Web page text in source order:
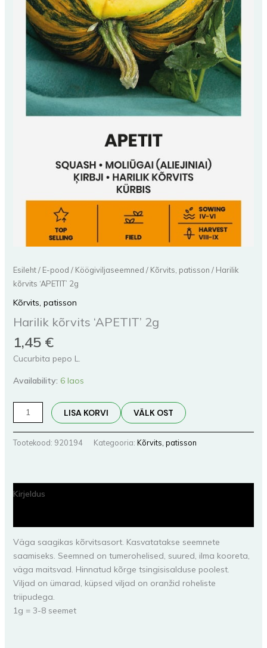
Esileht/ E-pood / Köögiviljaseemned / Kõrvits, patisson / Harilik
kõrvits ‘APETIT’ 2g
Kõrvits, patisson
Harilik kõrvits ‘APETIT’ 2g
1,45 €
Cucurbita pepo L.
Availability: 6 laos
LISA KORVI VÄLK OST
Tootekood: 920194 Kategooria: Kõrvits, patisson
Kirjeldus
Väga saagikas kõrvitsasort. Kasvatatakse seemnete
saamiseks. Seemned on tumerohelised, suured, ilma kooreta,
väga maitsvad. Hinnatud kõrge tsingisisalduse poolest.
Viljad on ümarad, küpsed viljad on oranžid roheliste
triipudega.
1g = 3-8 seemet